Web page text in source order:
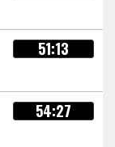
51:13
54:27